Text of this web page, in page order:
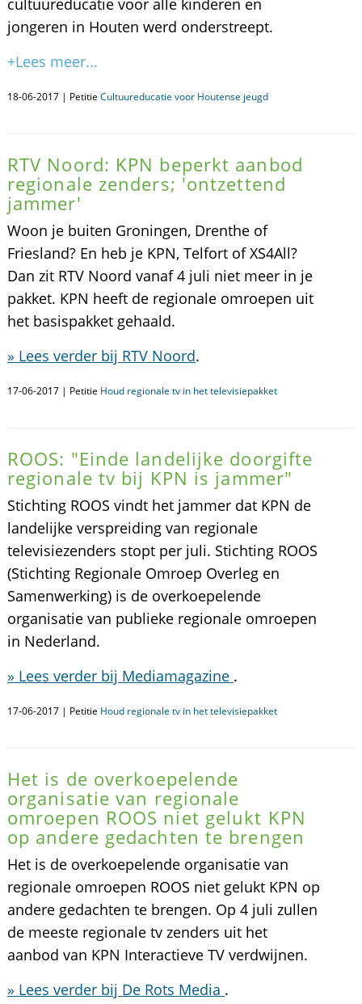
cultuureducatie voor alle kinderen en
jongeren in Houten werd onderstreept.
+Lees meer...
18-06-2017 | Petitie Cultuureducatie voor Houtense jeugd
RTV Noord: KPN beperkt aanbod
regionale zenders; 'ontzettend
jammer'
Woon je buiten Groningen, Drenthe of
Friesland? En heb je KPN, Telfort of XS4All?
Dan zit RTV Noord vanaf 4 juli niet meer in je
pakket. KPN heeft de regionale omroepen uit
het basispakket gehaald.
» Lees verder bij RTV Noord.
17-06-2017 | Petitie Houd regionale tv in het televisiepakket
ROOS: "Einde landelijke doorgifte
regionale tv bij KPN is jammer"
Stichting ROOS vindt het jammer dat KPN de
landelijke verspreiding van regionale
televisiezenders stopt per juli. Stichting ROOS
(Stichting Regionale Omroep Overleg en
Samenwerking) is de overkoepelende
organisatie van publieke regionale omroepen
in Nederland.
» Lees verder bij Mediamagazine .
17-06-2017 | Petitie Houd regionale tv in het televisiepakket
Het is de overkoepelende
organisatie van regionale
omroepen ROOS niet gelukt KPN
op andere gedachten te brengen
Het is de overkoepelende organisatie van
regionale omroepen ROOS niet gelukt KPN op
andere gedachten te brengen. Op 4 juli zullen
de meeste regionale tv zenders uit het
aanbod van KPN Interactieve TV verdwijnen.
» Lees verder bij De Rots Media .